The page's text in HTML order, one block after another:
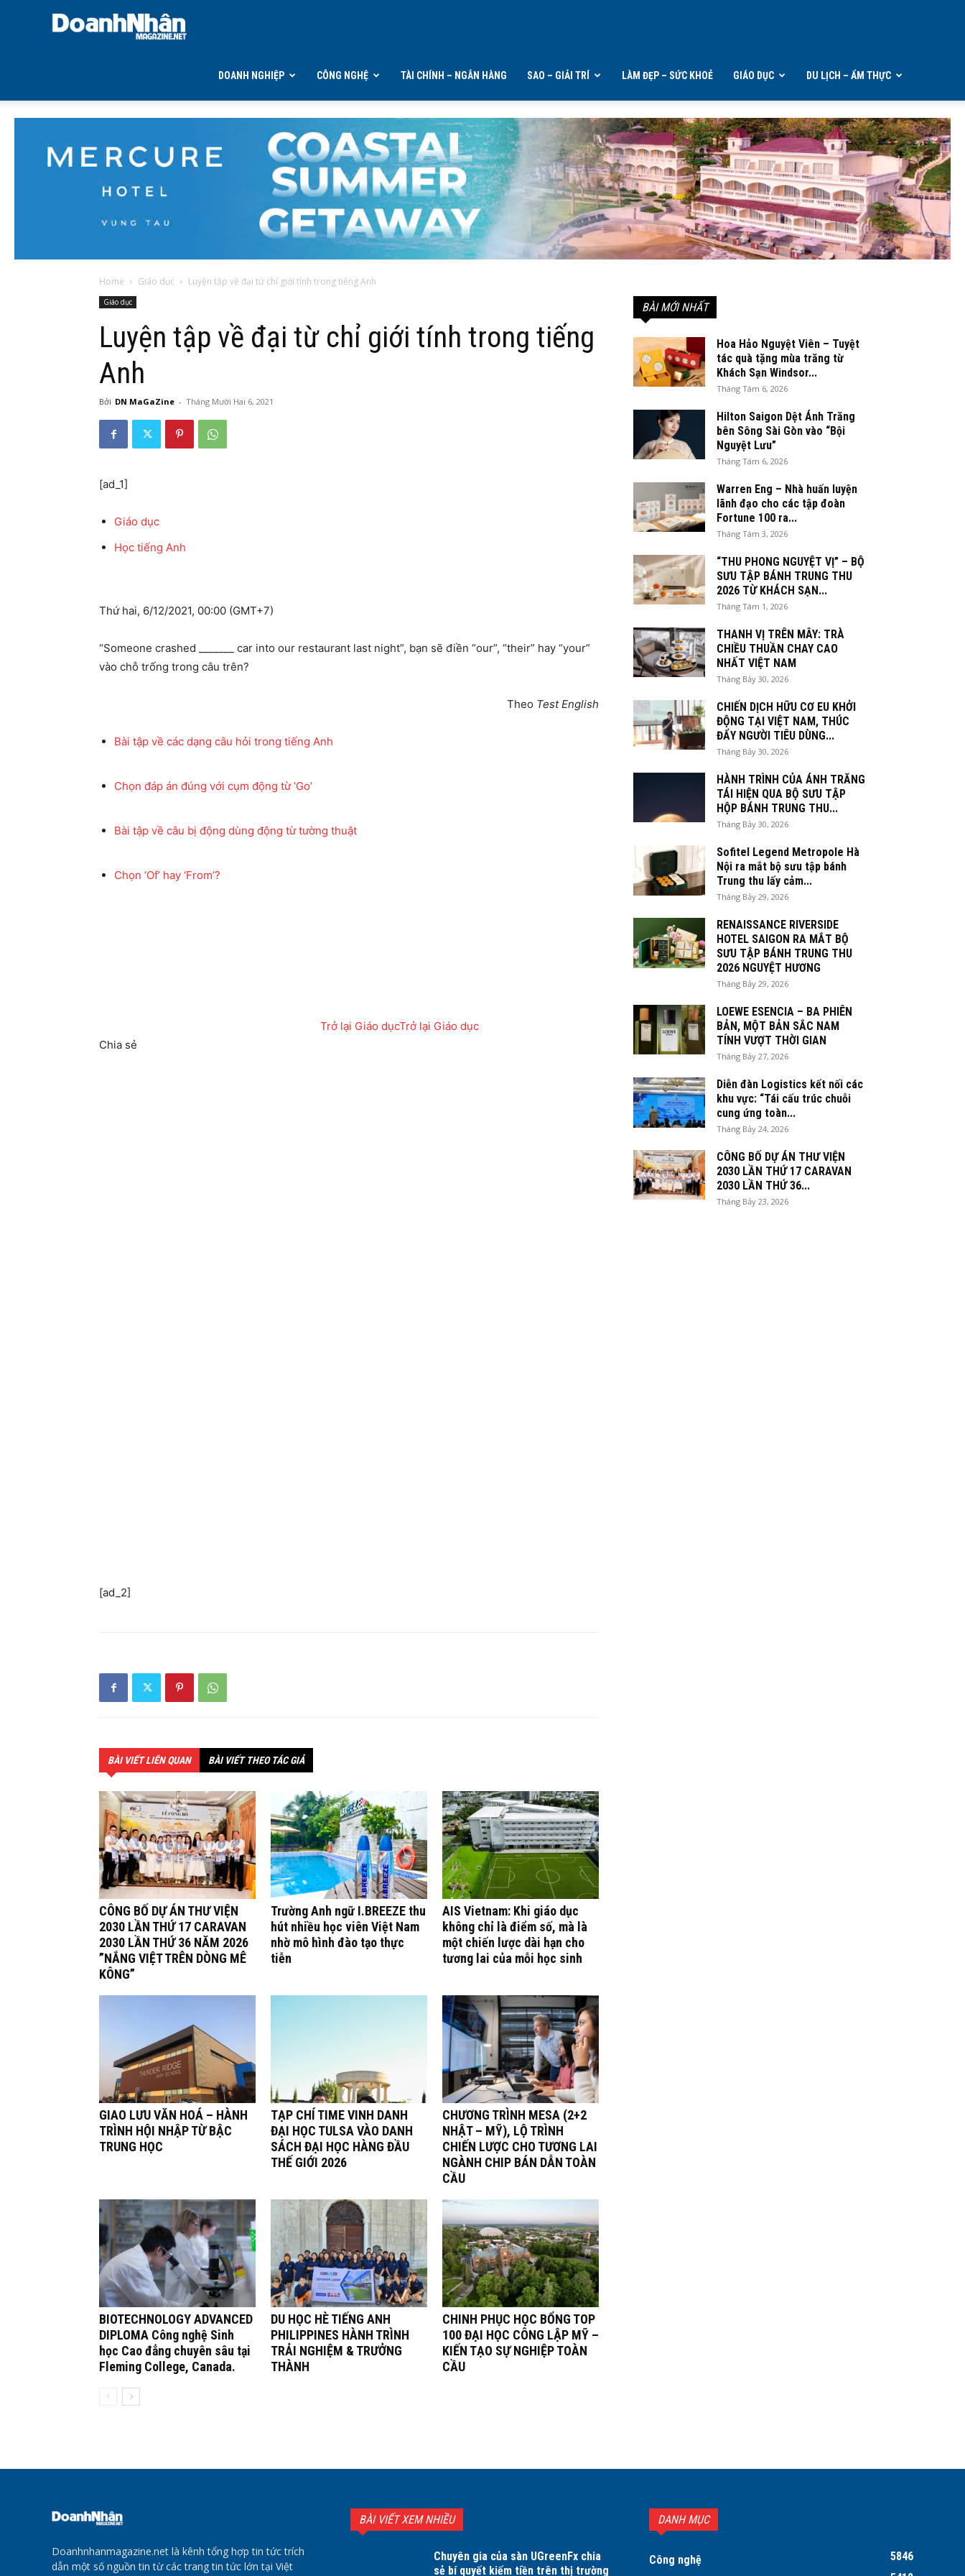
DOANH NGHIỆP CÔNG NGHỆ TÀI CHÍNH – NGÂN HÀNG SAO – GIẢI TRÍ LÀM ĐẸP – SỨC KHOẺ GIÁO DỤC DU LỊCH – ẨM THỰC
Home Giáo dục Luyện tập về đại từ chỉ giới tính trong tiếng Anh
Giáo dục
Luyện tập về đại từ chỉ giới tính trong tiếng
Anh
Bởi DN MaGaZine - Tháng Mười Hai 6, 2021
[ad_1]
Giáo dục
Học tiếng Anh
Thứ hai, 6/12/2021, 00:00 (GMT+7)
“Someone crashed _______ car into our restaurant last night”, bạn sẽ điền “our”, “their” hay “your”
vào chỗ trống trong câu trên?
Theo Test English
Bài tập về các dạng câu hỏi trong tiếng Anh
Chọn đáp án đúng với cụm động từ ‘Go’
Bài tập về câu bị động dùng động từ tường thuật
Chọn ‘Of’ hay ‘From’?
Trở lại Giáo dụcTrở lại Giáo dục
Chia sẻ
[ad_2]
BÀI VIẾT LIÊN QUAN BÀI VIẾT THEO TÁC GIẢ
CÔNG BỐ DỰ ÁN THƯ VIỆN
2030 LẦN THỨ 17 CARAVAN
2030 LẦN THỨ 36 NĂM 2026
”NẮNG VIỆT TRÊN DÒNG MÊ
KÔNG”
Trường Anh ngữ I.BREEZE thu
hút nhiều học viên Việt Nam
nhờ mô hình đào tạo thực
tiễn
AIS Vietnam: Khi giáo dục
không chỉ là điểm số, mà là
một chiến lược dài hạn cho
tương lai của mỗi học sinh
GIAO LƯU VĂN HOÁ – HÀNH
TRÌNH HỘI NHẬP TỪ BẬC
TRUNG HỌC
TẠP CHÍ TIME VINH DANH
ĐẠI HỌC TULSA VÀO DANH
SÁCH ĐẠI HỌC HÀNG ĐẦU
THẾ GIỚI 2026
CHƯƠNG TRÌNH MESA (2+2
NHẬT – MỸ), LỘ TRÌNH
CHIẾN LƯỢC CHO TƯƠNG LAI
NGÀNH CHIP BÁN DẪN TOÀN
CẦU
BIOTECHNOLOGY ADVANCED
DIPLOMA Công nghệ Sinh
học Cao đẳng chuyên sâu tại
Fleming College, Canada.
DU HỌC HÈ TIẾNG ANH
PHILIPPINES HÀNH TRÌNH
TRẢI NGHIỆM & TRƯỞNG
THÀNH
CHINH PHỤC HỌC BỔNG TOP
100 ĐẠI HỌC CÔNG LẬP MỸ –
KIẾN TẠO SỰ NGHIỆP TOÀN
CẦU
BÀI MỚI NHẤT
Hoa Hảo Nguyệt Viên – Tuyệt
tác quà tặng mùa trăng từ
Khách Sạn Windsor...
Tháng Tám 6, 2026
Hilton Saigon Dệt Ánh Trăng
bên Sông Sài Gòn vào “Bội
Nguyệt Lưu”
Tháng Tám 6, 2026
Warren Eng – Nhà huấn luyện
lãnh đạo cho các tập đoàn
Fortune 100 ra...
Tháng Tám 3, 2026
“THU PHONG NGUYỆT VỊ” – BỘ
SƯU TẬP BÁNH TRUNG THU
2026 TỪ KHÁCH SẠN...
Tháng Tám 1, 2026
THANH VỊ TRÊN MÂY: TRÀ
CHIỀU THUẦN CHAY CAO
NHẤT VIỆT NAM
Tháng Bảy 30, 2026
CHIẾN DỊCH HỮU CƠ EU KHỞI
ĐỘNG TẠI VIỆT NAM, THÚC
ĐẨY NGƯỜI TIÊU DÙNG...
Tháng Bảy 30, 2026
HÀNH TRÌNH CỦA ÁNH TRĂNG
TÁI HIỆN QUA BỘ SƯU TẬP
HỘP BÁNH TRUNG THU...
Tháng Bảy 30, 2026
Sofitel Legend Metropole Hà
Nội ra mắt bộ sưu tập bánh
Trung thu lấy cảm...
Tháng Bảy 29, 2026
RENAISSANCE RIVERSIDE
HOTEL SAIGON RA MẮT BỘ
SƯU TẬP BÁNH TRUNG THU
2026 NGUYỆT HƯƠNG
Tháng Bảy 29, 2026
LOEWE ESENCIA – BA PHIÊN
BẢN, MỘT BẢN SẮC NAM
TÍNH VƯỢT THỜI GIAN
Tháng Bảy 27, 2026
Diễn đàn Logistics kết nối các
khu vực: “Tái cấu trúc chuỗi
cung ứng toàn...
Tháng Bảy 24, 2026
CÔNG BỐ DỰ ÁN THƯ VIỆN
2030 LẦN THỨ 17 CARAVAN
2030 LẦN THỨ 36...
Tháng Bảy 23, 2026
Doanhnhanmagazine.net là kênh tổng hợp tin tức trích
dẫn một số nguồn tin từ các trang tin tức lớn tại Việt
BÀI VIẾT XEM NHIỀU
Chuyên gia của sàn UGreenFx chia
sẻ bí quyết kiếm tiền trên thị trường
DANH MỤC
Công nghệ
5846